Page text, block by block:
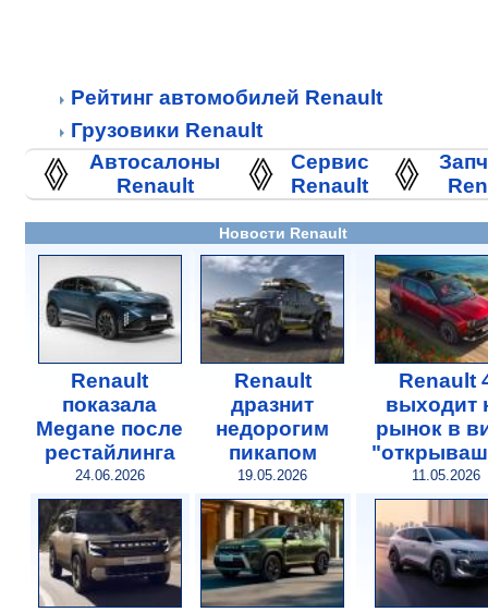
Рейтинг автомобилей Renault
Грузовики Renault
Автосалоны
Renault
Сервис
Renault
Новости Renault
Renault
показала
Megane после
рестайлинга
24.06.2026
Renault
дразнит
недорогим
пикапом
19.05.2026
Renault
выходит
рынок в
11.05.2026